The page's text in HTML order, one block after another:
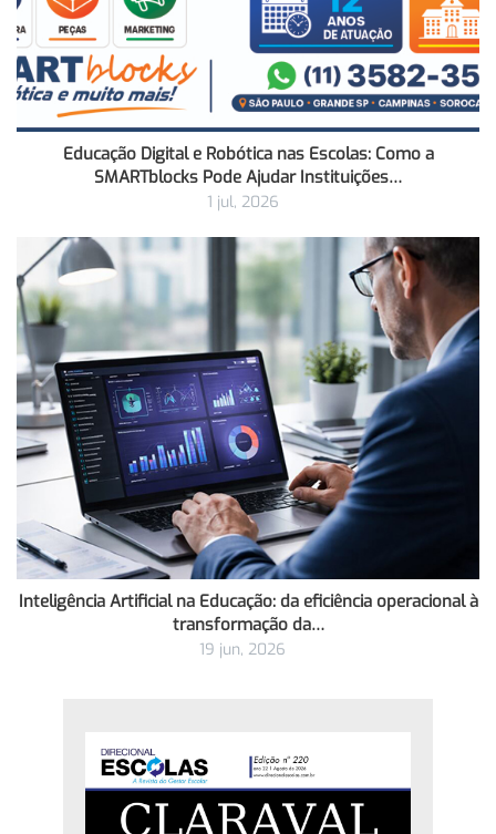
Educação Digital e Robótica nas Escolas: Como a
SMARTblocks Pode Ajudar Instituições…
1 jul, 2026
Inteligência Artificial na Educação: da eficiência operacional à
transformação da…
19 jun, 2026